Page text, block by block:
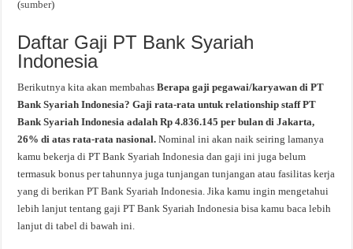
(sumber)
Daftar Gaji PT Bank Syariah
Indonesia
Berikutnya kita akan membahasBerapa gaji pegawai/karyawan di PT
Bank Syariah Indonesia? Gaji rata-rata untuk relationship staff PT
Bank Syariah Indonesia adalah Rp 4.836.145 per bulan di Jakarta,
26% di atas rata-rata nasional.Nominal ini akan naik seiring lamanya
kamu bekerja di PT Bank Syariah Indonesia dan gaji ini juga belum
termasuk bonus per tahunnya juga tunjangan tunjangan atau fasilitas kerja
yang di berikan PT Bank Syariah Indonesia. Jika kamu ingin mengetahui
lebih lanjut tentang gaji PT Bank Syariah Indonesia bisa kamu baca lebih
lanjut di tabel di bawah ini.